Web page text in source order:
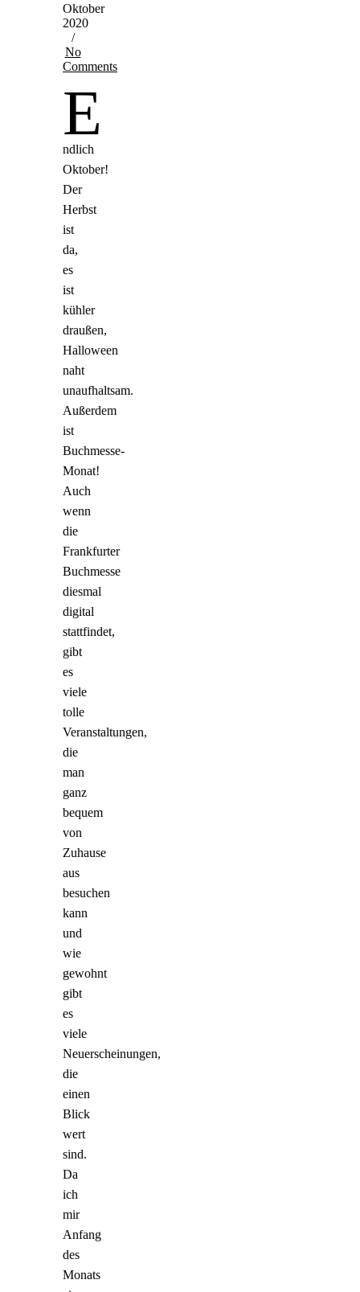
Oktober
2020
/
No
Comments
E
ndlich
Oktober!
Der
Herbst
ist
da,
es
ist
kühler
draußen,
Halloween
naht
unaufhaltsam.
Außerdem
ist
Buchmesse-
Monat!
Auch
wenn
die
Frankfurter
Buchmesse
diesmal
digital
stattfindet,
gibt
es
viele
tolle
Veranstaltungen,
die
man
ganz
bequem
von
Zuhause
aus
besuchen
kann
und
wie
gewohnt
gibt
es
viele
Neuerscheinungen,
die
einen
Blick
wert
sind.
Da
ich
mir
Anfang
des
Monats